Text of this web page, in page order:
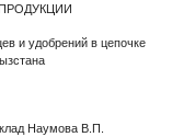
и удобрений в цепочке
Наумова В.П.